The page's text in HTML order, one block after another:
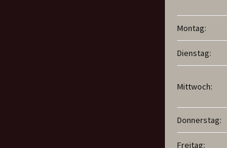
Montag:
Dienstag:
Mittwoch:
Donnerstag:
Freitag: